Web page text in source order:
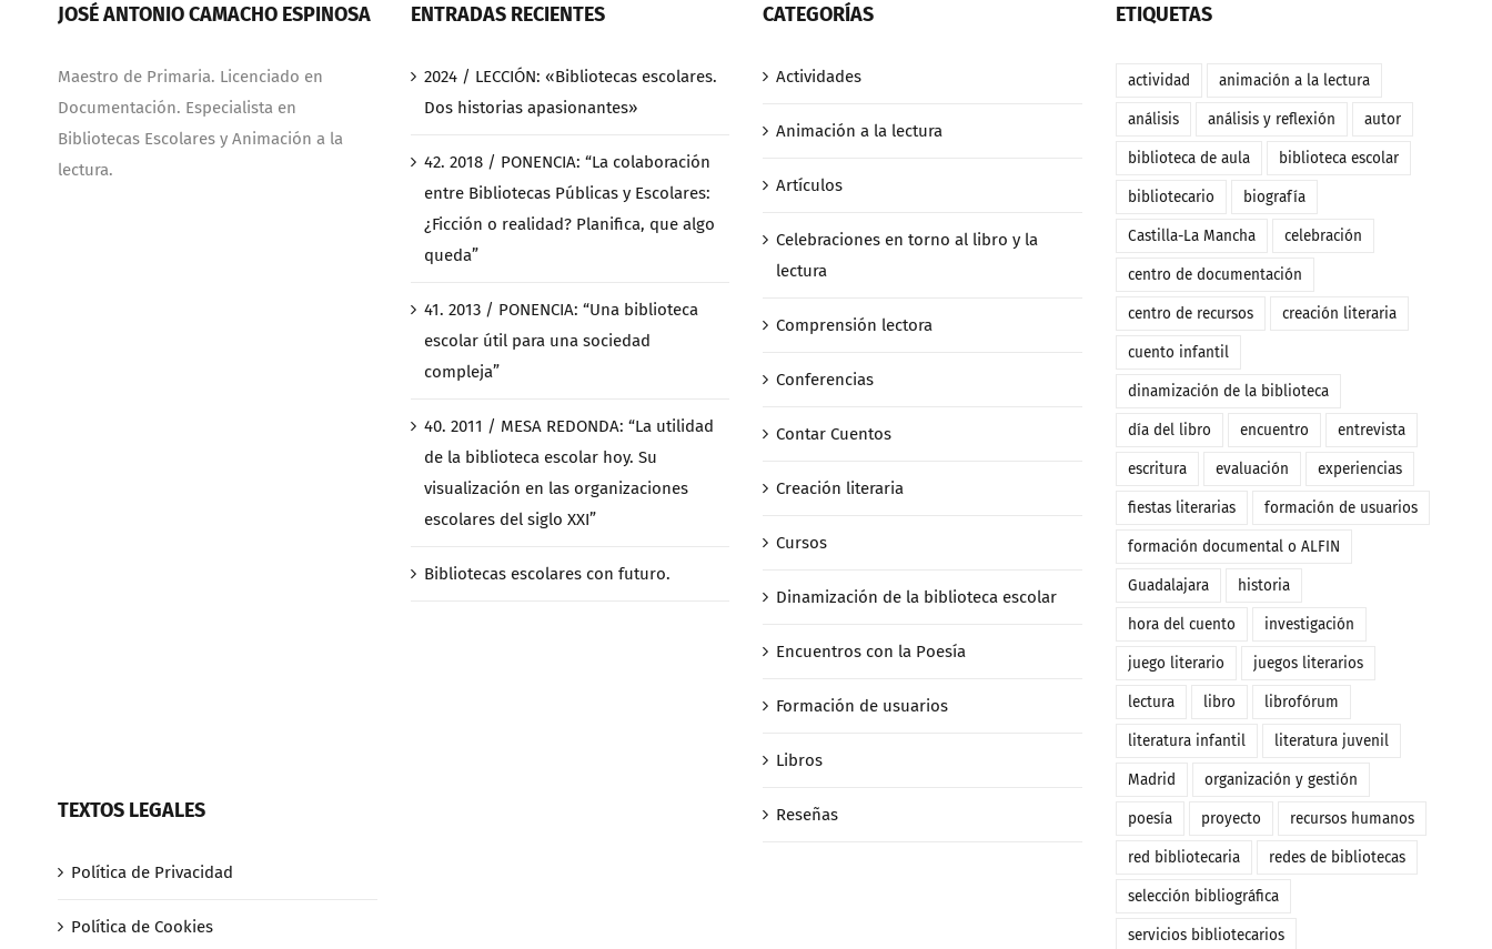
JOSÉ ANTONIO CAMACHO ESPINOSA
Maestro de Primaria. Licenciado en
Documentación. Especialista en
Bibliotecas Escolares y Animación a la
lectura.
TEXTOS LEGALES
Política de Privacidad
Política de Cookies
ENTRADAS RECIENTES
2024 / LECCIÓN: «Bibliotecas escolares.
Dos historias apasionantes»
42. 2018 / PONENCIA: “La colaboración
entre Bibliotecas Públicas y Escolares:
¿Ficción o realidad? Planifica, que algo
queda”
41. 2013 / PONENCIA: “Una biblioteca
escolar útil para una sociedad
compleja”
40. 2011 / MESA REDONDA: “La utilidad
de la biblioteca escolar hoy. Su
visualización en las organizaciones
escolares del siglo XXI”
Bibliotecas escolares con futuro.
CATEGORÍAS
Actividades
Animación a la lectura
Artículos
Celebraciones en torno al libro y la
lectura
Comprensión lectora
Conferencias
Contar Cuentos
Creación literaria
Cursos
Dinamización de la biblioteca escolar
Encuentros con la Poesía
Formación de usuarios
Libros
Reseñas
ETIQUETAS
actividad animación a la lectura
análisis análisis y reflexión autor
biblioteca de aula biblioteca escolar
bibliotecario biografía
Castilla-La Mancha celebración
centro de documentación
centro de recursos creación literaria
cuento infantil
dinamización de la biblioteca
día del libro encuentro entrevista
escritura evaluación experiencias
fiestas literarias formación de usuarios
formación documental o ALFIN
Guadalajara historia
hora del cuento investigación
juego literario juegos literarios
lectura libro librofórum
literatura infantil literatura juvenil
Madrid organización y gestión
poesía proyecto recursos humanos
red bibliotecaria redes de bibliotecas
selección bibliográfica
servicios bibliotecarios